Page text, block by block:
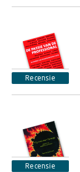
Recensie
Recensie